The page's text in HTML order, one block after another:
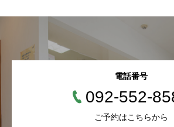
電話番号
092-552-
ご予約はこちらから